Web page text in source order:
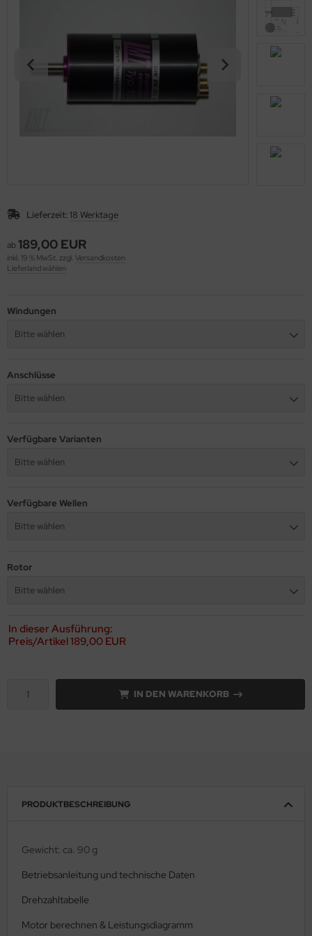
Lieferzeit: 18 Werktage
ab189,00 EUR
inkl. 19 % MwSt. zzgl. Versandkosten
Lieferland wählen
Windungen
Bitte wählen
Anschlüsse
Bitte wählen
Verfügbare Varianten
Bitte wählen
Verfügbare Wellen
Bitte wählen
Rotor
Bitte wählen
In dieser Ausführung:
Preis/Artikel189,00 EUR
IN DEN WARENKORB
PRODUKTBESCHREIBUNG
Gewicht: ca. 90 g
Betriebsanleitung und technische Daten
Drehzahltabelle
Motor berechnen & Leistungsdiagramm